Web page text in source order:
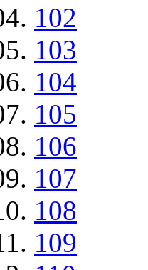
102
103
104
105
106
107
108
109